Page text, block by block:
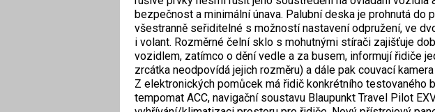
bezpečnost a minimální únava. Palubní deska je prohnutá do
všestranně seřiditelné s možností nastavení odpružení, ve
i volant. Rozměrné čelní sklo s mohutnými stírači zajišťuje
vozidlem, zatímco o dění vedle a za busem, informují řidiče
zrcátka neodpovídá jejich rozměru) a dále pak couvací
Z elektronických pomůcek má řidič konkrétního testovaného
tempomat ACC, navigační soustavu Blaupunkt Travel Pilot